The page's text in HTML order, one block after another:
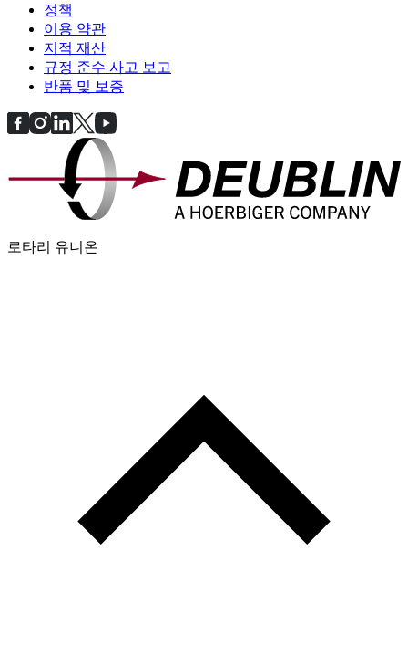
정책
이용 약관
지적 재산
규정 준수 사고 보고
반품 및 보증
로타리 유니온